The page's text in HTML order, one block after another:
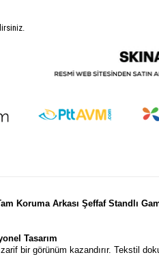
Koruma Arkası Şeffaf Standlı
Tasarım
bir görünüm kazandırır. Tekstil